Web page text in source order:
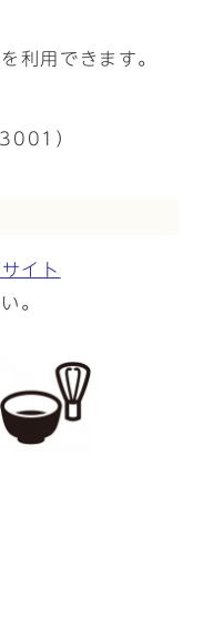
利用できます。
）
イト
。